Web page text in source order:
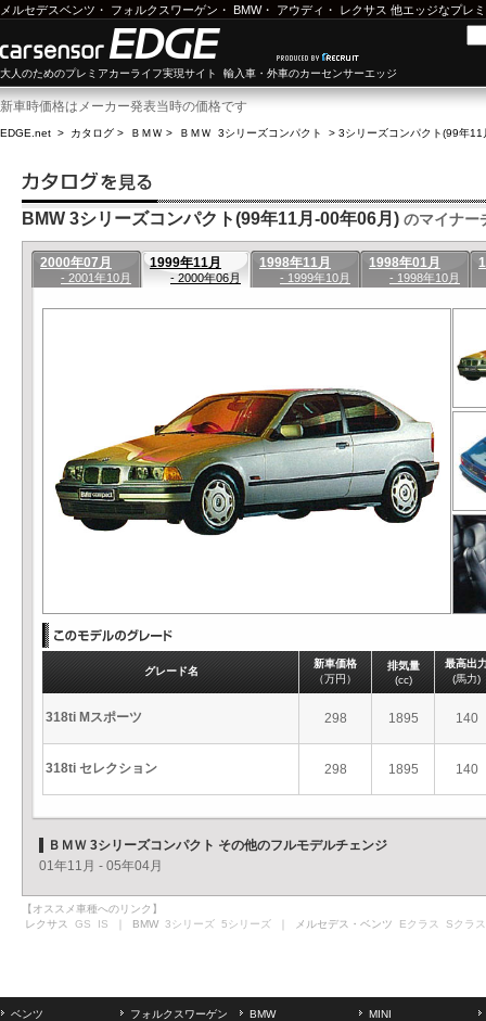
メルセデスベンツ ・ フォルクスワーゲン ・ BMW・ アウディ ・ レクサス 他エッジなプレ
大人のためのプレミアカーライフ実現サイト 輸入車・外車のカーセンサーエッジ
新車時価格はメーカー発表当時の価格です
EDGE.net > カタログ > ＢＭＷ > ＢＭＷ 3シリーズコンパクト > 3シリーズコンパクト(99年
BMW 3シリーズコンパクト(99年11月-00年06月) のマイナー
2000年07月
- 2001年10月
1999年11月
- 2000年06月
1998年11月
- 1999年10月
1998年01月
- 1998年10月
グレード名
新車価格
（万円）
排気量
(cc)
最高出
(馬力)
318ti Mスポーツ 298 1895 140
318ti セレクション 298 1895 140
ＢＭＷ 3シリーズコンパクト その他のフルモデルチェンジ
01年11月 - 05年04月
【オススメ車種へのリンク】
レクサス GS IS ｜ BMW 3シリーズ 5シリーズ ｜ メルセデス・ベンツ Eクラス Sクラス
ベンツ フォルクスワーゲン BMW
MINI